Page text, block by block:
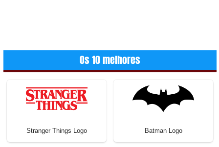
Os 10 melhores
Stranger Things Logo Batman Logo